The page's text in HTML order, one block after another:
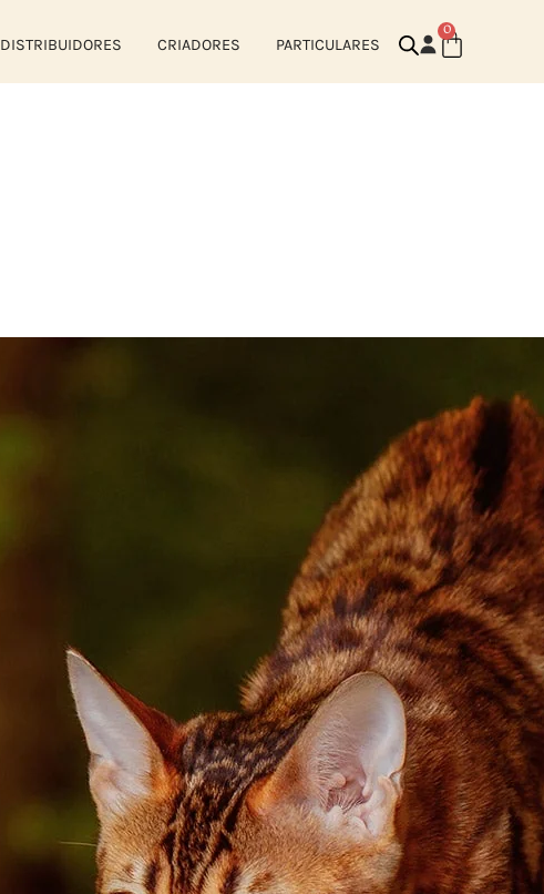
DISTRIBUIDORES CRIADORES PARTICULARES
0